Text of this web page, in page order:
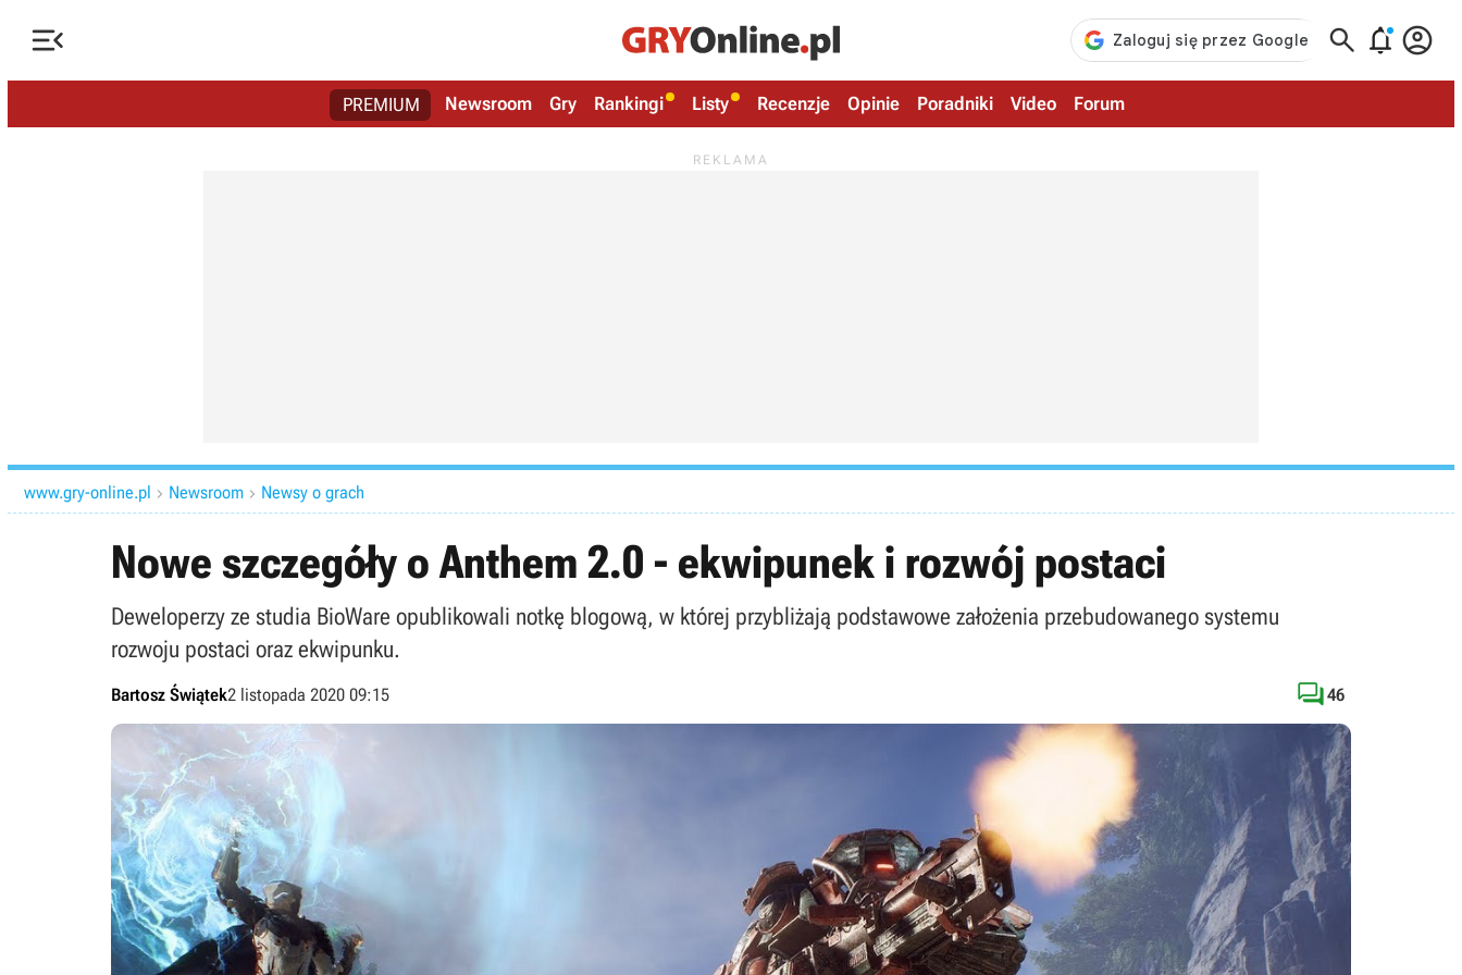
   
PREMIUM Newsroom Gry Rankingi Listy Recenzje Opinie Poradniki Video Forum
www.gry-online.pl  Newsroom  Newsy o grach
Nowe szczegóły o Anthem 2.0 - ekwipunek i rozwój postaci
Deweloperzy ze studia BioWare opublikowali notkę blogową, w której przybliżają podstawowe założenia przebudowanego systemu
rozwoju postaci oraz ekwipunku.
Bartosz Świątek2 listopada 2020 09:15 46